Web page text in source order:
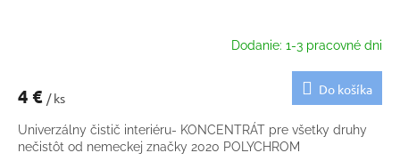
Dodanie: 1-3 pracovné dni
4 € / ks
Do košíka
Univerzálny čistič interiéru- KONCENTRÁT pre všetky druhy
nečistôt od nemeckej značky 2020 POLYCHROM